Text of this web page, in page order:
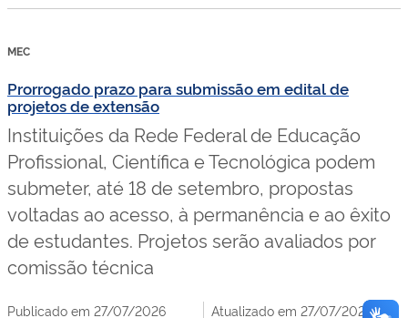
MEC
Prorrogado prazo para submissão em edital de
projetos de extensão
Instituições da Rede Federal de Educação
Profissional, Científica e Tecnológica podem
submeter, até 18 de setembro, propostas
voltadas ao acesso, à permanência e ao êxito
de estudantes. Projetos serão avaliados por
comissão técnica
Publicado em 27/07/2026 Atualizado em 27/07/2026